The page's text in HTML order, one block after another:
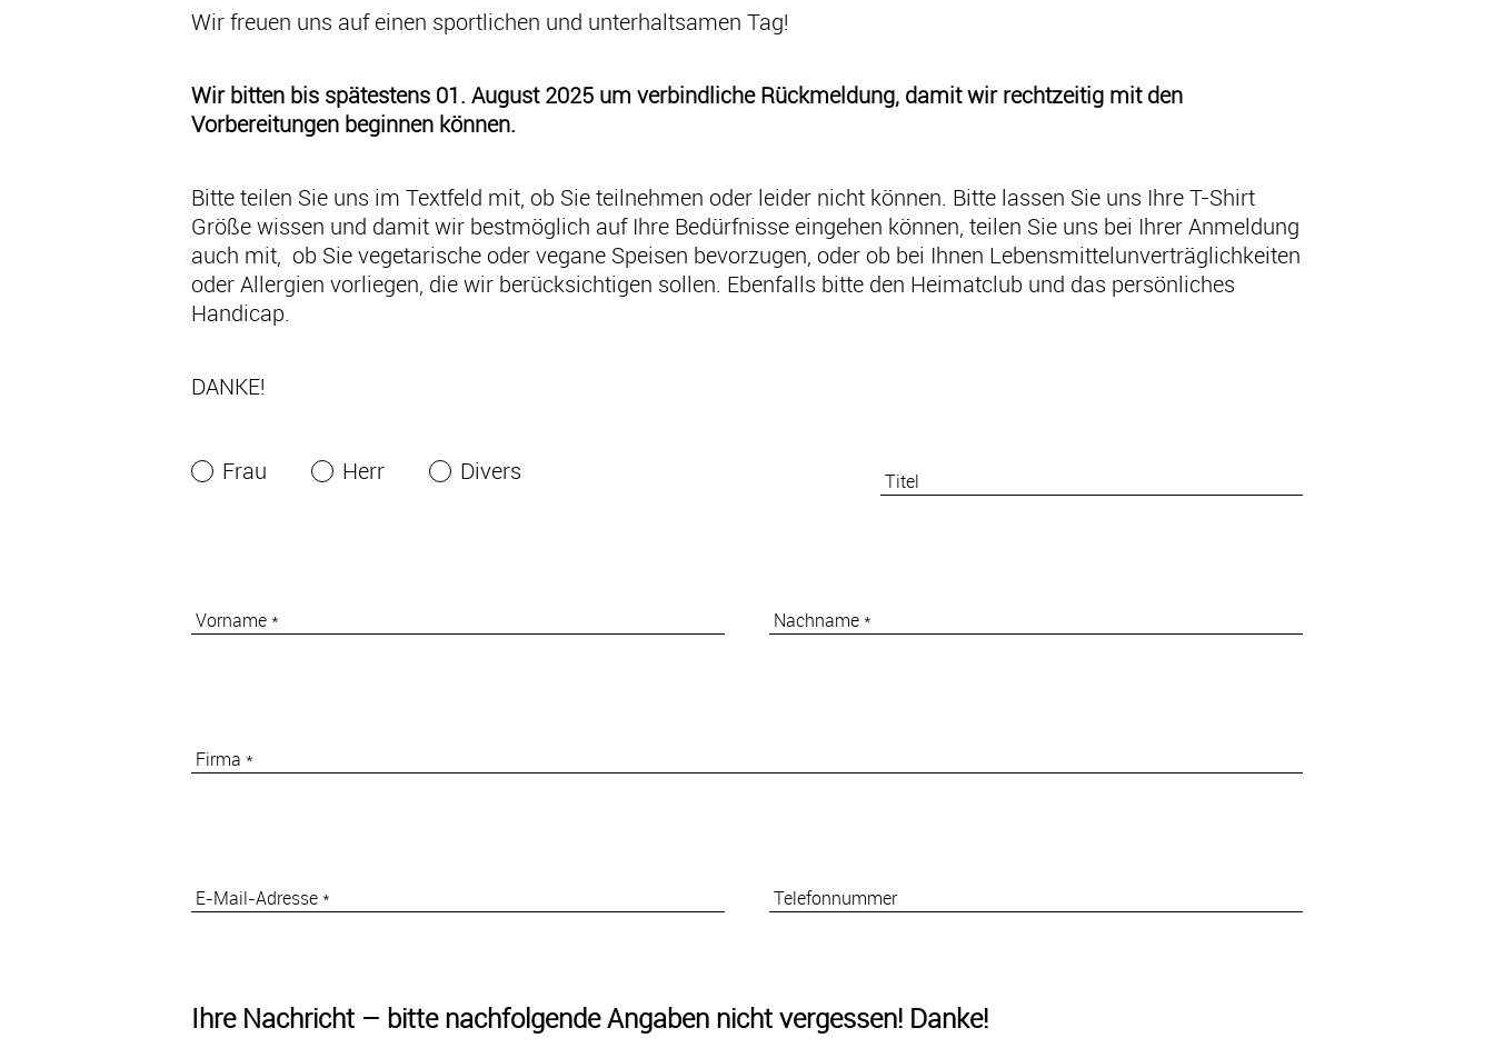
Wir freuen uns auf einen sportlichen und unterhaltsamen Tag!
Wir bitten bis spätestens 01. August 2025 um verbindliche Rückmeldung, damit wir rechtzeitig mit den
Vorbereitungen beginnen können.
Bitte teilen Sie uns im Textfeld mit, ob Sie teilnehmen oder leider nicht können. Bitte lassen Sie uns Ihre T-Shirt
Größe wissen und damit wir bestmöglich auf Ihre Bedürfnisse eingehen können, teilen Sie uns bei Ihrer Anmeldung
auch mit, ob Sie vegetarische oder vegane Speisen bevorzugen, oder ob bei Ihnen Lebensmittelunverträglichkeiten
oder Allergien vorliegen, die wir berücksichtigen sollen. Ebenfalls bitte den Heimatclub und das persönliches
Handicap.
DANKE!
Frau Herr Divers Titel
Vorname * Nachname *
Firma *
E-Mail-Adresse * Telefonnummer
Ihre Nachricht – bitte nachfolgende Angaben nicht vergessen! Danke!